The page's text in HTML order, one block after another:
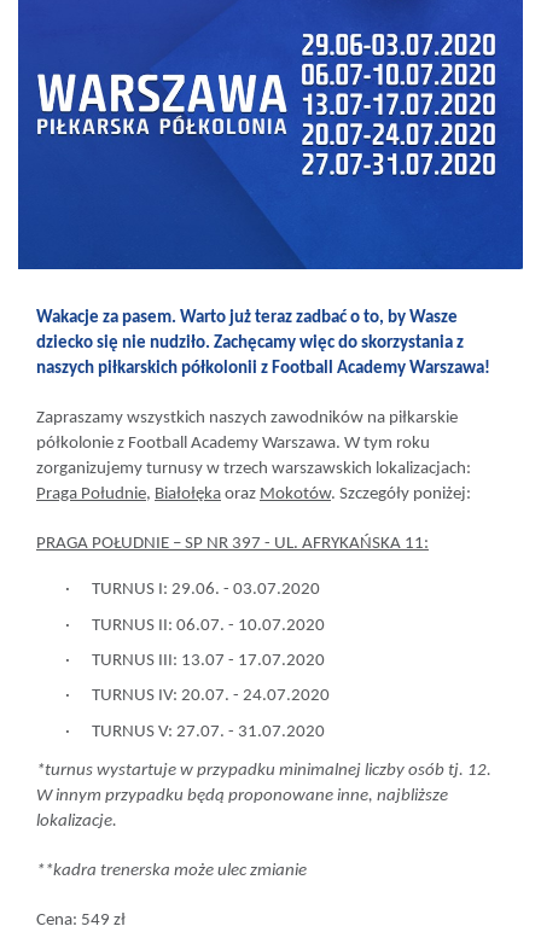
Wakacje za pasem. Warto już teraz zadbać o to, by Wasze
dziecko się nie nudziło. Zachęcamy więc do skorzystania z
naszych piłkarskich półkolonii z Football Academy Warszawa!
Zapraszamy wszystkich naszych zawodników na piłkarskie
półkolonie z Football Academy Warszawa. W tym roku
zorganizujemy turnusy w trzech warszawskich lokalizacjach:
Praga Południe, Białołęka oraz Mokotów. Szczegóły poniżej:
PRAGA POŁUDNIE – SP NR 397 - UL. AFRYKAŃSKA 11:
· TURNUS I: 29.06. - 03.07.2020
·
TURNUS II: 06.07. - 10.07.2020
·
TURNUS III: 13.07 - 17.07.2020
·
TURNUS IV: 20.07. - 24.07.2020
·
TURNUS V: 27.07. - 31.07.2020
*turnus wystartuje w przypadku minimalnej liczby osób tj. 12.
W innym przypadku będą proponowane inne, najbliższe
lokalizacje.
**kadra trenerska może ulec zmianie
Cena: 549 zł